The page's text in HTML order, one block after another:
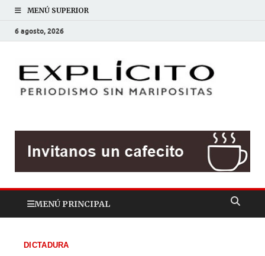
MENÚ SUPERIOR
6 agosto, 2026
MENÚ PRINCIPAL
DICTADURA